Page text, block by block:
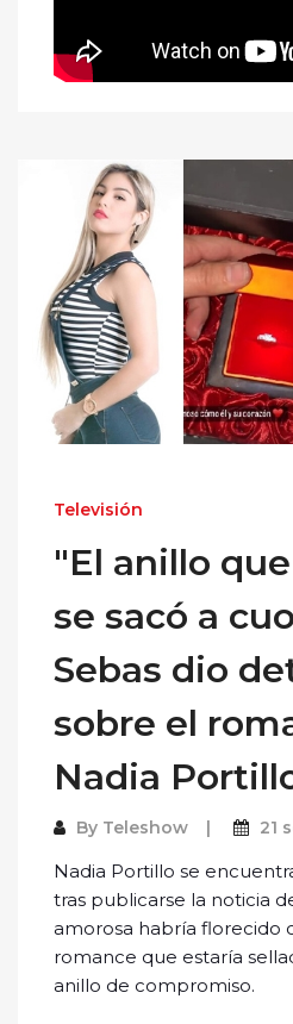
Televisión
"El anillo
se sacó a
Sebas dio
sobre el
Nadia
By Teleshow 21
Nadia Portillo se
tras publicarse la noticia
amorosa habría florecido
romance que estaría
anillo de compromiso.